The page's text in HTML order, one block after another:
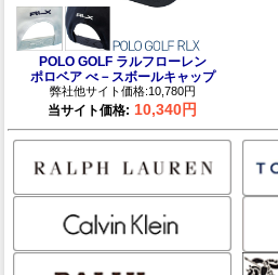
POLO GOLF ラルフローレン
ポロベア べ－スボールキャップ
弊社他サイト価格:10,780円
当サイト価格: 10,340円